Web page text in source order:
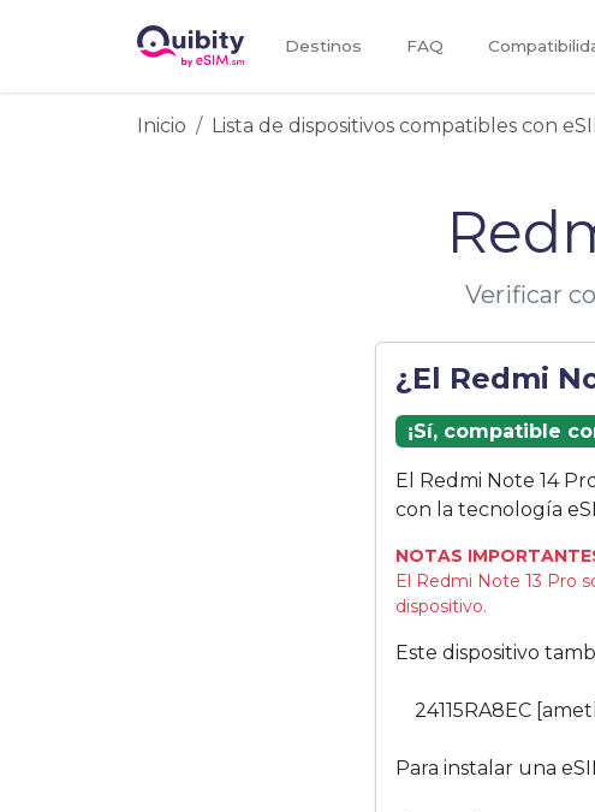
Destinos FAQ
Inicio Lista de dispositivos compatibles con
Verificar
¿El Redmi
¡Sí, compatible
El Redmi Note 14
con la tecnología
NOTAS
El Redmi Note 13 Pro
dispositivo.
Este dispositivo
24115RA8EC
Para instalar una